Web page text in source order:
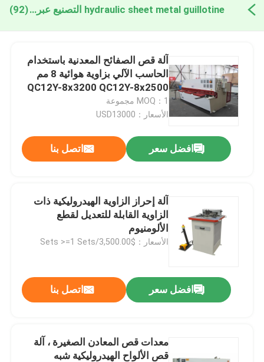
hydraulic sheet metal guillotine التصنيع عبر الإنترنت(92)
آلة قص الصفائح المعدنية باستخدام
الحاسب الآلي بزاوية هوائية 8 مم
QC12Y-8x3200 QC12Y-8x2500
MOQ：1 مجموعة
الأسعار：USD13000
افضل سعر اتصل بنا
آلة إحراز الزاوية الهيدروليكية ذات
الزاوية القابلة للتعديل لقطع
الألومنيوم
الأسعار：$3,500.00/Sets >=1 Sets
افضل سعر اتصل بنا
معدات قص المعادن الصغيرة ، آلة
قص الألواح الهيدروليكية شبه